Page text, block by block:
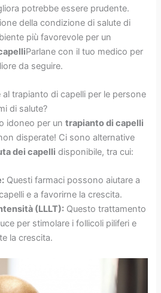
potrebbe essere prudente.
della condizione di salute di
più favorevole per un
Parlane con il tuo medico per
da seguire.
trapianto di capelli per le persone
di salute?
idoneo per untrapianto di capelli
disperate! Ci sono alternative
dei capelli disponibile, tra cui:
Questi farmaci possono aiutare a
e a favorirne la crescita.
(LLLT): Questo trattamento
per stimolare i follicoli piliferi e
la crescita.